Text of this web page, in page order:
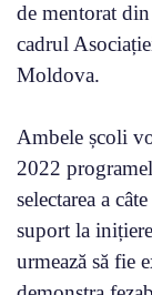
de mentorat
cadrul
Moldova.
Ambele școli
2022
selectarea a
suport la
urmează să fie